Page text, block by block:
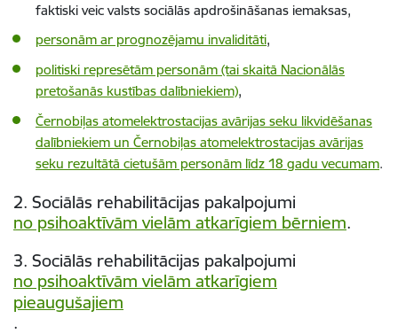
faktiski veic valsts sociālās apdrošināšanas iemaksas,
personām ar prognozējamu invaliditāti,
politiski represētām personām (tai skaitā Nacionālās
pretošanās kustības dalībniekiem),
Černobiļas atomelektrostacijas avārijas seku likvidēšanas
dalībniekiem un Černobiļas atomelektrostacijas avārijas
seku rezultātā cietušām personām līdz 18 gadu vecumam.
2. Sociālās rehabilitācijas pakalpojumi
no psihoaktīvām vielām atkarīgiem bērniem.
3. Sociālās rehabilitācijas pakalpojumi
no psihoaktīvām vielām atkarīgiem
pieaugušajiem
.